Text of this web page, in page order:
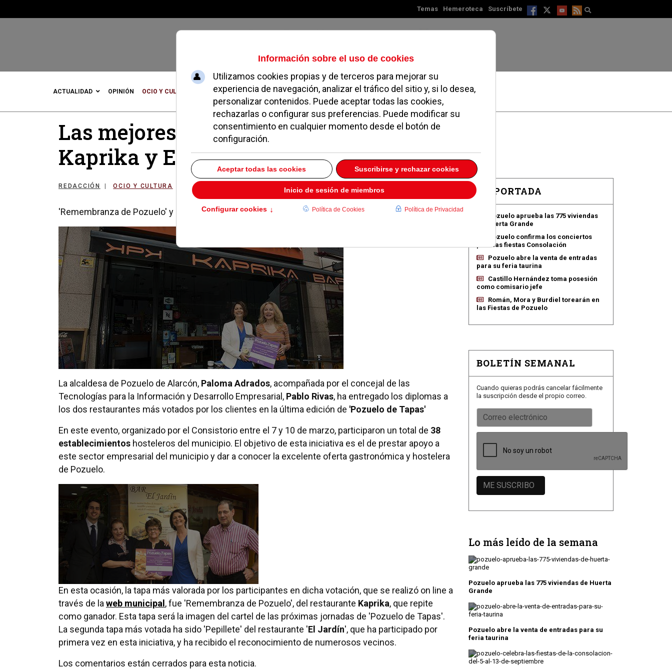
Temas Hemeroteca Suscríbete
Jueves, 06 de agosto de 2026
ACTUALIDAD OPINIÓN OCIO Y CULTURA DEPORTES MADRID NOROESTE SOCIEDAD MAGAZINE SERVICIOS
Las mejores tapas del municipio, en
Kaprika y El Jardín
REDACCIÓN OCIO Y CULTURA 26 ABRIL 2013
'Remembranza de Pozuelo' y 'Pepillete', primer y segundo puesto.
La alcaldesa de Pozuelo de Alarcón, Paloma Adrados, acompañada por el concejal de las
Tecnologías para la Información y Desarrollo Empresarial, Pablo Rivas, ha entregado los diplomas a
los dos restaurantes más votados por los clientes en la última edición de 'Pozuelo de Tapas'
En este evento, organizado por el Consistorio entre el 7 y 10 de marzo, participaron un total de 38
establecimientos hosteleros del municipio. El objetivo de esta iniciativa es el de prestar apoyo a
este sector empresarial del municipio y dar a conocer la excelente oferta gastronómica y hostelera
de Pozuelo.
En esta ocasión, la tapa más valorada por los participantes en dicha votación, que se realizó on line a
través de la web municipal , fue 'Remembranza de Pozuelo', del restaurante Kaprika, que repite
como ganador. Esta tapa será la imagen del cartel de las próximas jornadas de 'Pozuelo de Tapas'.
La segunda tapa más votada ha sido 'Pepillete' del restaurante 'El Jardín', que ha participado por
primera vez en esta iniciativa, y ha recibido el reconocimiento de numerosos vecinos.
Los comentarios están cerrados para esta noticia.
EN PORTADA
Pozuelo aprueba las 775 viviendas
de Huerta Grande
Pozuelo confirma los conciertos
para las fiestas Consolación
Pozuelo abre la venta de entradas
para su feria taurina
Castillo Hernández toma posesión
como comisario jefe
Román, Mora y Burdiel torearán en
las Fiestas de Pozuelo
BOLETÍN SEMANAL
Cuando quieras podrás cancelar fácilmente
la suscripción desde el propio correo.
Lo más leído de la semana
Pozuelo aprueba las 775 viviendas de Huerta
Grande
Pozuelo abre la venta de entradas para su
feria taurina